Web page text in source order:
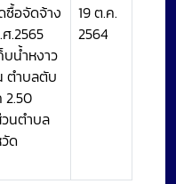
ซื้อจัดจ้าง
.2565
บน้ำหงาว
ตำบลตับ
2.50
นตำบล
ด
19 ต.ค.
2564